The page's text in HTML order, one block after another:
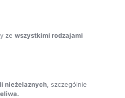
ze wszystkimi rodzajami
nieżelaznych, szczególnie